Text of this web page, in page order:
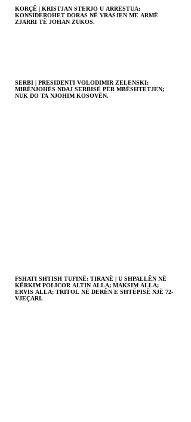
KORÇË | KRISTJAN STERJO U ARRESTUA;
KONSIDEROHET DORAS NË VRASJEN ME ARMË
ZJARRI TË JOHAN ZUKOS.
SERBI | PRESIDENTI VOLODIMIR ZELENSKI:
MIRËNJOHËS NDAJ SERBISË PËR MBËSHTETJEN;
NUK DO TA NJOHIM KOSOVËN.
FSHATI SHTISH TUFINË; TIRANË | U SHPALLËN NË
KËRKIM POLICOR ALTIN ALLA; MAKSIM ALLA;
ERVIS ALLA; TRITOL NË DERËN E SHTËPISË NJË 72-
VJEÇARI.